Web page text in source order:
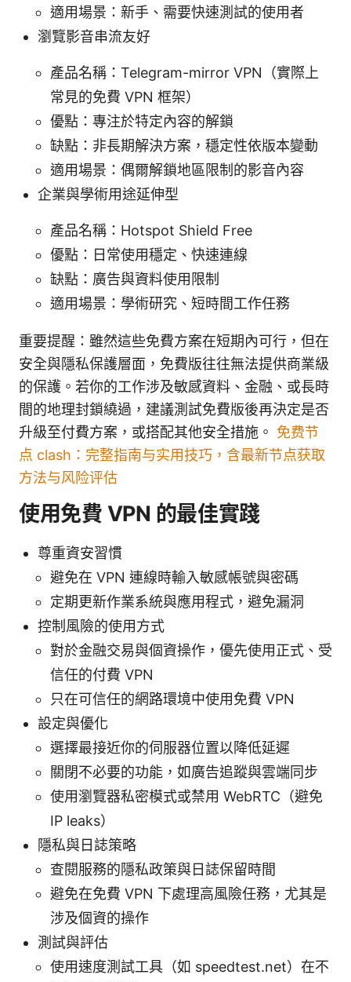
適用場景：新手、需要快速測試的使用者
瀏覽影音串流友好
產品名稱：Telegram-mirror VPN（實際上
常見的免費 VPN 框架）
優點：專注於特定內容的解鎖
缺點：非長期解決方案，穩定性依版本變動
適用場景：偶爾解鎖地區限制的影音內容
企業與學術用途延伸型
產品名稱：Hotspot Shield Free
優點：日常使用穩定、快速連線
缺點：廣告與資料使用限制
適用場景：學術研究、短時間工作任務
重要提醒：雖然這些免費方案在短期內可行，但在
安全與隱私保護層面，免費版往往無法提供商業級
的保護。若你的工作涉及敏感資料、金融、或長時
間的地理封鎖繞過，建議測試免費版後再決定是否
升級至付費方案，或搭配其他安全措施。 免费节
点 clash：完整指南与实用技巧，含最新节点获取
方法与风险评估
使用免費 VPN 的最佳實踐
尊重資安習慣
避免在 VPN 連線時輸入敏感帳號與密碼
定期更新作業系統與應用程式，避免漏洞
控制風險的使用方式
對於金融交易與個資操作，優先使用正式、受
信任的付費 VPN
只在可信任的網路環境中使用免費 VPN
設定與優化
選擇最接近你的伺服器位置以降低延遲
關閉不必要的功能，如廣告追蹤與雲端同步
使用瀏覽器私密模式或禁用 WebRTC（避免
IP leaks）
隱私與日誌策略
查閱服務的隱私政策與日誌保留時間
避免在免費 VPN 下處理高風險任務，尤其是
涉及個資的操作
測試與評估
使用速度測試工具（如 speedtest.net）在不